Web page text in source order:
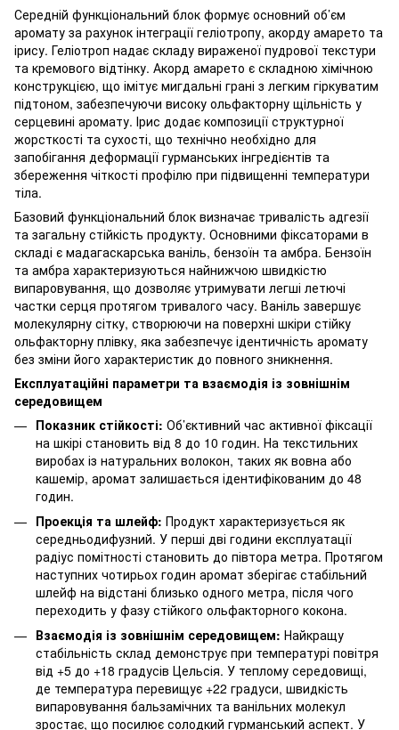
Середній функціональний блок формує основний об’єм
аромату за рахунок інтеграції геліотропу, акорду амарето та
ірису. Геліотроп надає складу вираженої пудрової текстури
та кремового відтінку. Акорд амарето є складною хімічною
конструкцією, що імітує мигдальні грані з легким гіркуватим
підтоном, забезпечуючи високу ольфакторну щільність у
серцевині аромату. Ірис додає композиції структурної
жорсткості та сухості, що технічно необхідно для
запобігання деформації гурманських інгредієнтів та
збереження чіткості профілю при підвищенні температури
тіла.
Базовий функціональний блок визначає тривалість адгезії
та загальну стійкість продукту. Основними фіксаторами в
складі є мадагаскарська ваніль, бензоїн та амбра. Бензоїн
та амбра характеризуються найнижчою швидкістю
випаровування, що дозволяє утримувати легші летючі
частки серця протягом тривалого часу. Ваніль завершує
молекулярну сітку, створюючи на поверхні шкіри стійку
ольфакторну плівку, яка забезпечує ідентичність аромату
без зміни його характеристик до повного зникнення.
Експлуатаційні параметри та взаємодія із зовнішнім
середовищем
Показник стійкості: Об’єктивний час активної фіксації
на шкірі становить від 8 до 10 годин. На текстильних
виробах із натуральних волокон, таких як вовна або
кашемір, аромат залишається ідентифікованим до 48
годин.
Проекція та шлейф: Продукт характеризується як
середньодифузний. У перші дві години експлуатації
радіус помітності становить до півтора метра. Протягом
наступних чотирьох годин аромат зберігає стабільний
шлейф на відстані близько одного метра, після чого
переходить у фазу стійкого ольфакторного кокона.
Взаємодія із зовнішнім середовищем: Найкращу
стабільність склад демонструє при температурі повітря
від +5 до +18 градусів Цельсія. У теплому середовищі,
де температура перевищує +22 градуси, швидкість
випаровування бальзамічних та ванільних молекул
зростає, що посилює солодкий гурманський аспект. У